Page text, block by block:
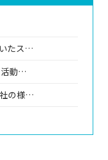
たス…
活動…
の様…